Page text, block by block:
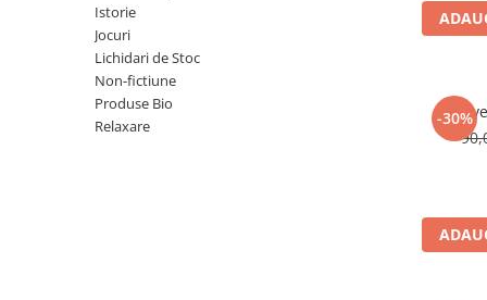
ScienceConnection
SelfConnect
Istorie
Jocuri
Lichidari de Stoc
Non-fictiune
Produse Bio
Relaxare
-30%